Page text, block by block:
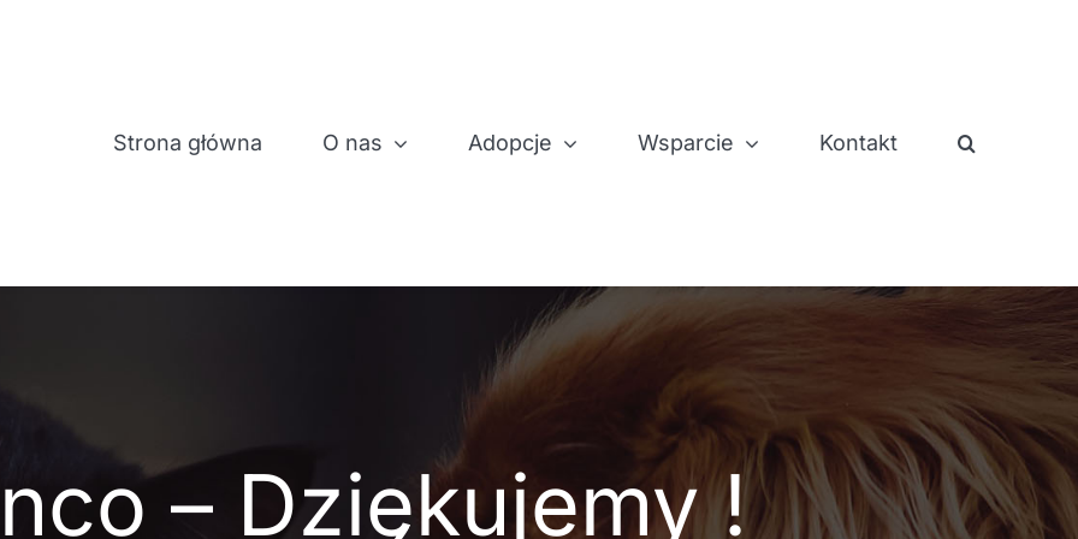
Strona główna O nas Adopcje Wsparcie Kontakt
– Dziękujemy !